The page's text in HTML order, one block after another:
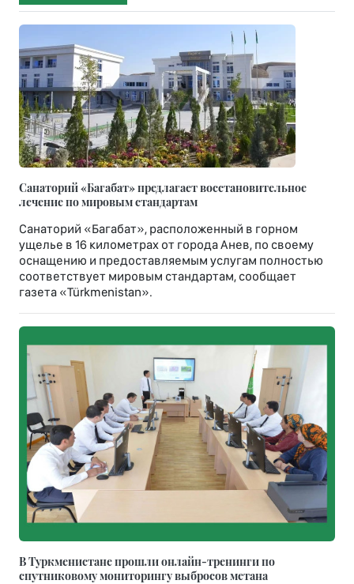
Санаторий «Багабат» предлагает восстановительное
лечение по мировым стандартам
Санаторий «Багабат», расположенный в горном
ущелье в 16 километрах от города Анев, по своему
оснащению и предоставляемым услугам полностью
соответствует мировым стандартам, сообщает
газета «Türkmenistan».
В Туркменистане прошли онлайн-тренинги по
спутниковому мониторингу выбросов метана